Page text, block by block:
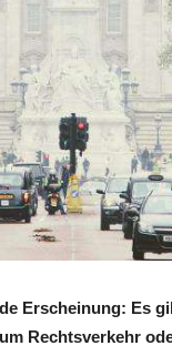
Erscheinung: Es
Rechtsverkehr